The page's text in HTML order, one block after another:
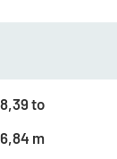
8,39 to
6,84 mab 6 Tagen